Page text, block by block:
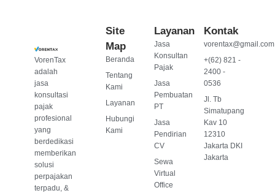
VorenTax
adalah
jasa
konsultasi
pajak
profesional
yang
berdedikasi
memberikan
solusi
perpajakan
terpadu, &
Site
Map
Beranda
Tentang
Kami
Layanan
Hubungi
Kami
Layanan
Jasa
Konsultan
Pajak
Jasa
Pembuatan
PT
Jasa
Pendirian
CV
Sewa
Virtual
Office
Kontak
vorentax@gmail.com
+(62) 821 -
2400 -
0536
Jl. Tb
Simatupang
Kav 10
12310
Jakarta DKI
Jakarta